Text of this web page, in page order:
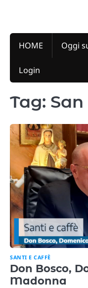
HOME Oggi
Login
Tag:
SANTI E CAFFÈ
Don Bosco,
Madonna